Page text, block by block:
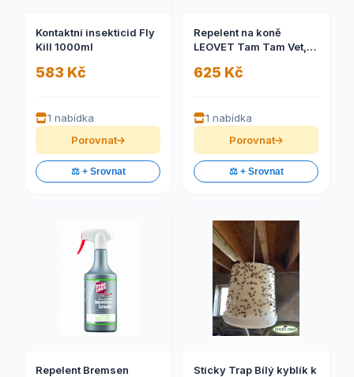
Kontaktní insekticid Fly
Kill 1000ml
583 Kč
1 nabídka
Porovnat
⚖️ + Srovnat
Repelent na koně
LEOVET Tam Tam Vet,
625 Kč
1 nabídka
Porovnat
⚖️ + Srovnat
Repelent Bremsen
Sticky Trap Bílý kyblík k